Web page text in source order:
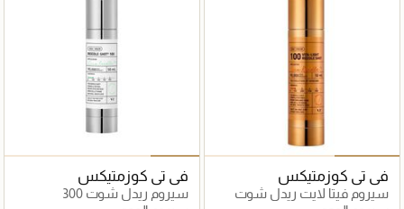
في تي كوزمتيكس
سيروم فيتا لايت ريدل شوت
في تي كوزمتيكس
سيروم ريدل شوت 300